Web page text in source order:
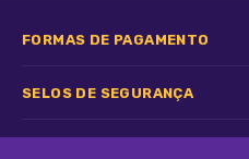
- Evitar o uso desse
- Para evitar reinfestações
deve-se, além da
FORMAS DE PAGAMENTO
SELOS DE SEGURANÇA